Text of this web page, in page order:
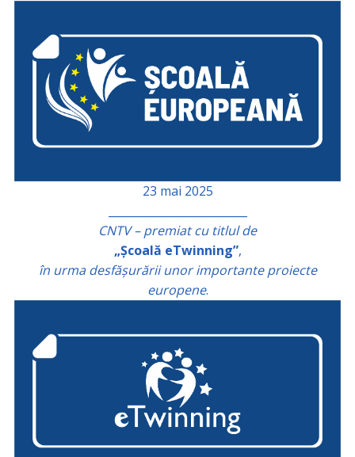
23 mai 2025
CNTV – premiat cu titlul de
„Școală eTwinning”,
în urma desfășurării unor importante proiecte
europene.